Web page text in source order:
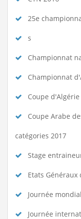
25e
s
Championnat
Championnat
Coupe d'Algérie
Coupe Arabe
catégories 2017
Stage
Etats
Journée
Journée